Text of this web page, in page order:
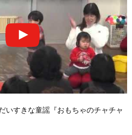
いすきな童謡『おもちゃのチャチャ